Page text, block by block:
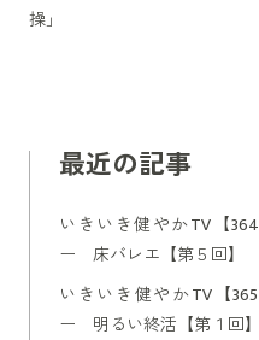
操」
最近の記事
いきいき健やかTV【
ー 床バレエ【第５回】
いきいき健やかTV【
ー 明るい終活【第１回】